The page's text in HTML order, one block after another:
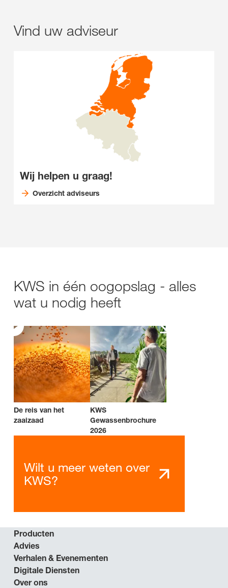
Vind uw adviseur
Wij helpen u graag!
Overzicht adviseurs
KWS in één oogopslag - alles
wat u nodig heeft
De reis van het
zaaizaad
KWS
Gewassenbrochure
2026
Wilt u meer weten over
KWS?
Producten
Advies
Verhalen & Evenementen
Digitale Diensten
Over ons